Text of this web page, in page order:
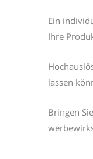
Ein
Ihre
lassen
Bringen